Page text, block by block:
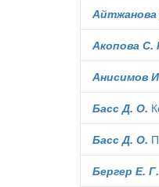
Акопова
Анисимов
Басс Д. О.
Басс Д. О.
Бергер Е. Г.